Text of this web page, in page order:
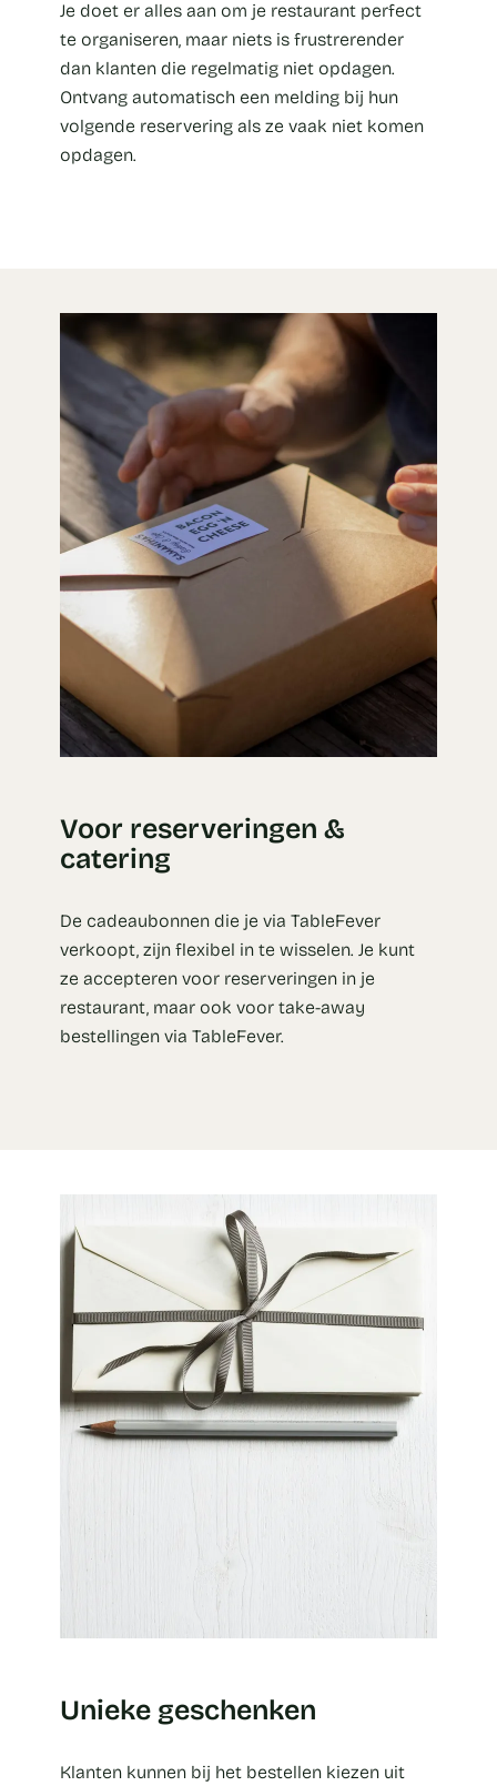
Je doet er alles aan om je restaurant perfect
te organiseren, maar niets is frustrerender
dan klanten die regelmatig niet opdagen.
Ontvang automatisch een melding bij hun
volgende reservering als ze vaak niet komen
opdagen.
Voor reserveringen &
catering
De cadeaubonnen die je via TableFever
verkoopt, zijn flexibel in te wisselen. Je kunt
ze accepteren voor reserveringen in je
restaurant, maar ook voor take-away
bestellingen via TableFever.
Unieke geschenken
Klanten kunnen bij het bestellen kiezen uit